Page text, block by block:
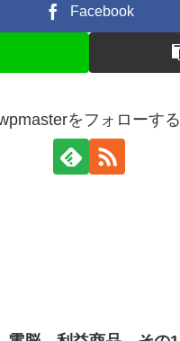
Facebook
をフォローする